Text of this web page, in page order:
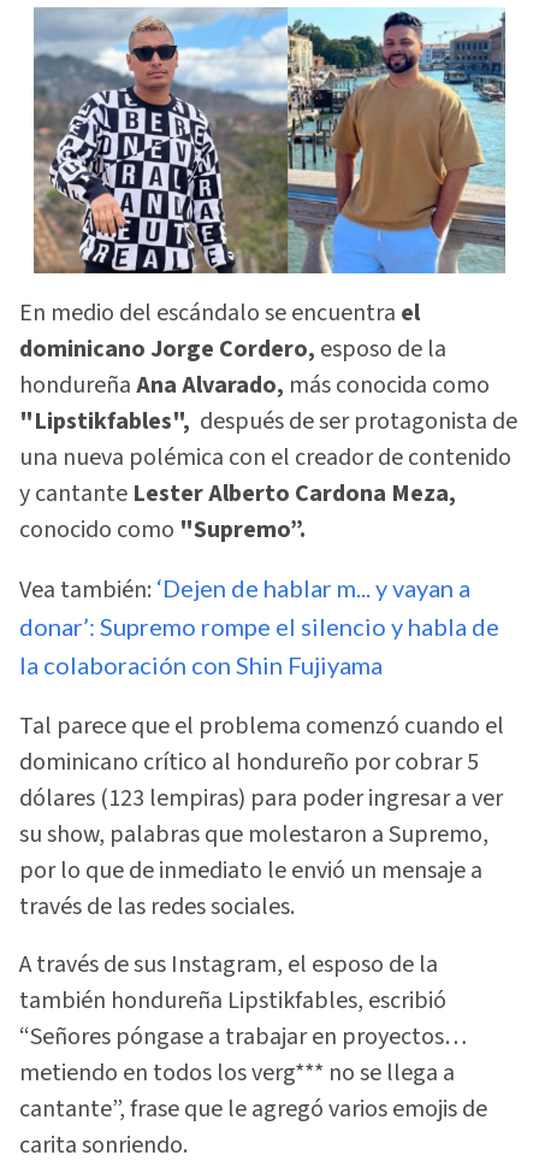
En medio del escándalo se encuentra el
dominicano Jorge Cordero, esposo de la
hondureñaAna Alvarado, más conocida como
"Lipstikfables", después de ser protagonista de
una nueva polémica con el creador de contenido
y cantante Lester Alberto Cardona Meza,
conocido como "Supremo”.
Vea también: ‘Dejen de hablar m... y vayan a
donar’: Supremo rompe el silencio y habla de
la colaboración con Shin Fujiyama
Tal parece que el problema comenzó cuando el
dominicano crítico al hondureño por cobrar 5
dólares (123 lempiras) para poder ingresar a ver
su show, palabras que molestaron a Supremo,
por lo que de inmediato le envió un mensaje a
través de las redes sociales.
A través de sus Instagram, el esposo de la
también hondureña Lipstikfables, escribió
“Señores póngase a trabajar en proyectos…
metiendo en todos los verg*** no se llega a
cantante”, frase que le agregó varios emojis de
carita sonriendo.